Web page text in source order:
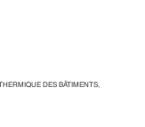
DES BÂTIMENTS,